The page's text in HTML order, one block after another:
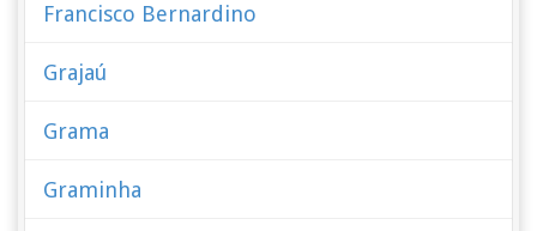
Francisco Bernardino
Grajaú
Grama
Graminha